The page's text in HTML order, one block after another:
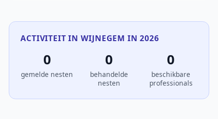
ACTIVITEIT IN WIJNEGEM IN 2026
0
gemelde nesten
0
behandelde
nesten
0
beschikbare
professionals